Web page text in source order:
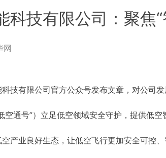
科技有限公司：聚焦“
网
技有限公司官方公众号发布文章，对公司
空通号”）立足低空领域安全守护，提供低
产业良好生态，让低空飞行更加安全可控、